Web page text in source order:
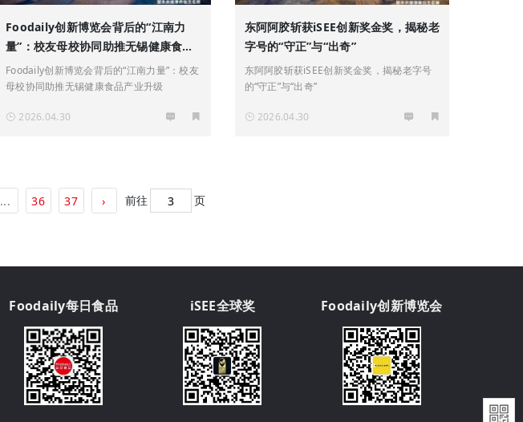
Foodaily创新博览会背后的“江南力
量”：校友母校协同助推无锡健康食品
产业升级
Foodaily创新博览会背后的“江南力量”：校友
母校协同助推无锡健康食品产业升级
2026.04.30
东阿阿胶斩获iSEE创新奖金奖，揭秘老
字号的“守正”与“出奇”
东阿阿胶斩获iSEE创新奖金奖，揭秘老字号
的“守正”与“出奇”
2026.04.30
... 36 37 › 前往 页
Foodaily每日食品 iSEE全球奖 Foodaily创新博览会